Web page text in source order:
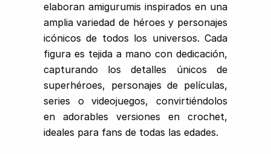
elaboran amigurumis inspirados en una
amplia variedad de héroes y personajes
icónicos de todos los universos. Cada
figura es tejida a mano con dedicación,
capturando los detalles únicos de
superhéroes, personajes de películas,
series o videojuegos, convirtiéndolos
en adorables versiones en crochet,
ideales para fans de todas las edades.